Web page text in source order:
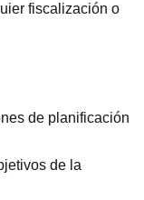
fiscalización o
de planificación
de la